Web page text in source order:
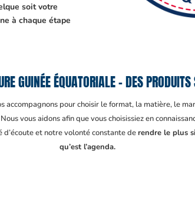
soit votre
à chaque étape
GUINÉE ÉQUATORIALE – DES
accompagnons pour choisir le format, la matière, le
vous aidons afin que vous choisissiez en
d’écoute et notre volonté constante derendre le plus
qu’est l’agenda.